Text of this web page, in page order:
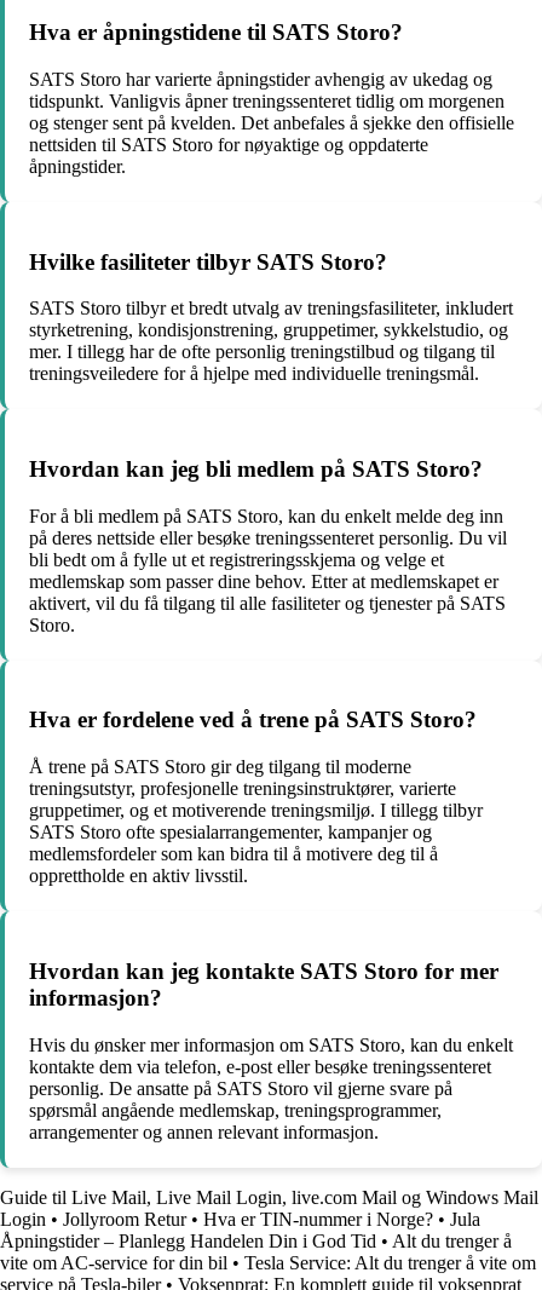
Hva er åpningstidene til SATS Storo?
SATS Storo har varierte åpningstider avhengig av ukedag og
tidspunkt. Vanligvis åpner treningssenteret tidlig om morgenen
og stenger sent på kvelden. Det anbefales å sjekke den offisielle
nettsiden til SATS Storo for nøyaktige og oppdaterte
åpningstider.
Hvilke fasiliteter tilbyr SATS Storo?
SATS Storo tilbyr et bredt utvalg av treningsfasiliteter, inkludert
styrketrening, kondisjonstrening, gruppetimer, sykkelstudio, og
mer. I tillegg har de ofte personlig treningstilbud og tilgang til
treningsveiledere for å hjelpe med individuelle treningsmål.
Hvordan kan jeg bli medlem på SATS Storo?
For å bli medlem på SATS Storo, kan du enkelt melde deg inn
på deres nettside eller besøke treningssenteret personlig. Du vil
bli bedt om å fylle ut et registreringsskjema og velge et
medlemskap som passer dine behov. Etter at medlemskapet er
aktivert, vil du få tilgang til alle fasiliteter og tjenester på SATS
Storo.
Hva er fordelene ved å trene på SATS Storo?
Å trene på SATS Storo gir deg tilgang til moderne
treningsutstyr, profesjonelle treningsinstruktører, varierte
gruppetimer, og et motiverende treningsmiljø. I tillegg tilbyr
SATS Storo ofte spesialarrangementer, kampanjer og
medlemsfordeler som kan bidra til å motivere deg til å
opprettholde en aktiv livsstil.
Hvordan kan jeg kontakte SATS Storo for mer
informasjon?
Hvis du ønsker mer informasjon om SATS Storo, kan du enkelt
kontakte dem via telefon, e-post eller besøke treningssenteret
personlig. De ansatte på SATS Storo vil gjerne svare på
spørsmål angående medlemskap, treningsprogrammer,
arrangementer og annen relevant informasjon.
Guide til Live Mail, Live Mail Login, live.com Mail og Windows Mail
Login • Jollyroom Retur• Hva er TIN-nummer i Norge? • Jula
Åpningstider – Planlegg Handelen Din i God Tid • Alt du trenger å
vite om AC-service for din bil • Tesla Service: Alt du trenger å vite om
service på Tesla-biler • Voksenprat: En komplett guide til voksenprat